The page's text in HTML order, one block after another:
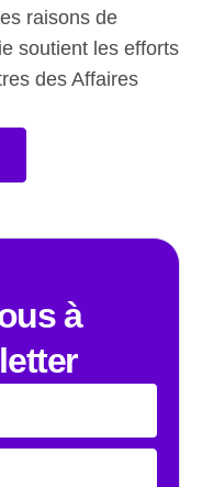
raisons de
soutient les efforts
des Affaires
à